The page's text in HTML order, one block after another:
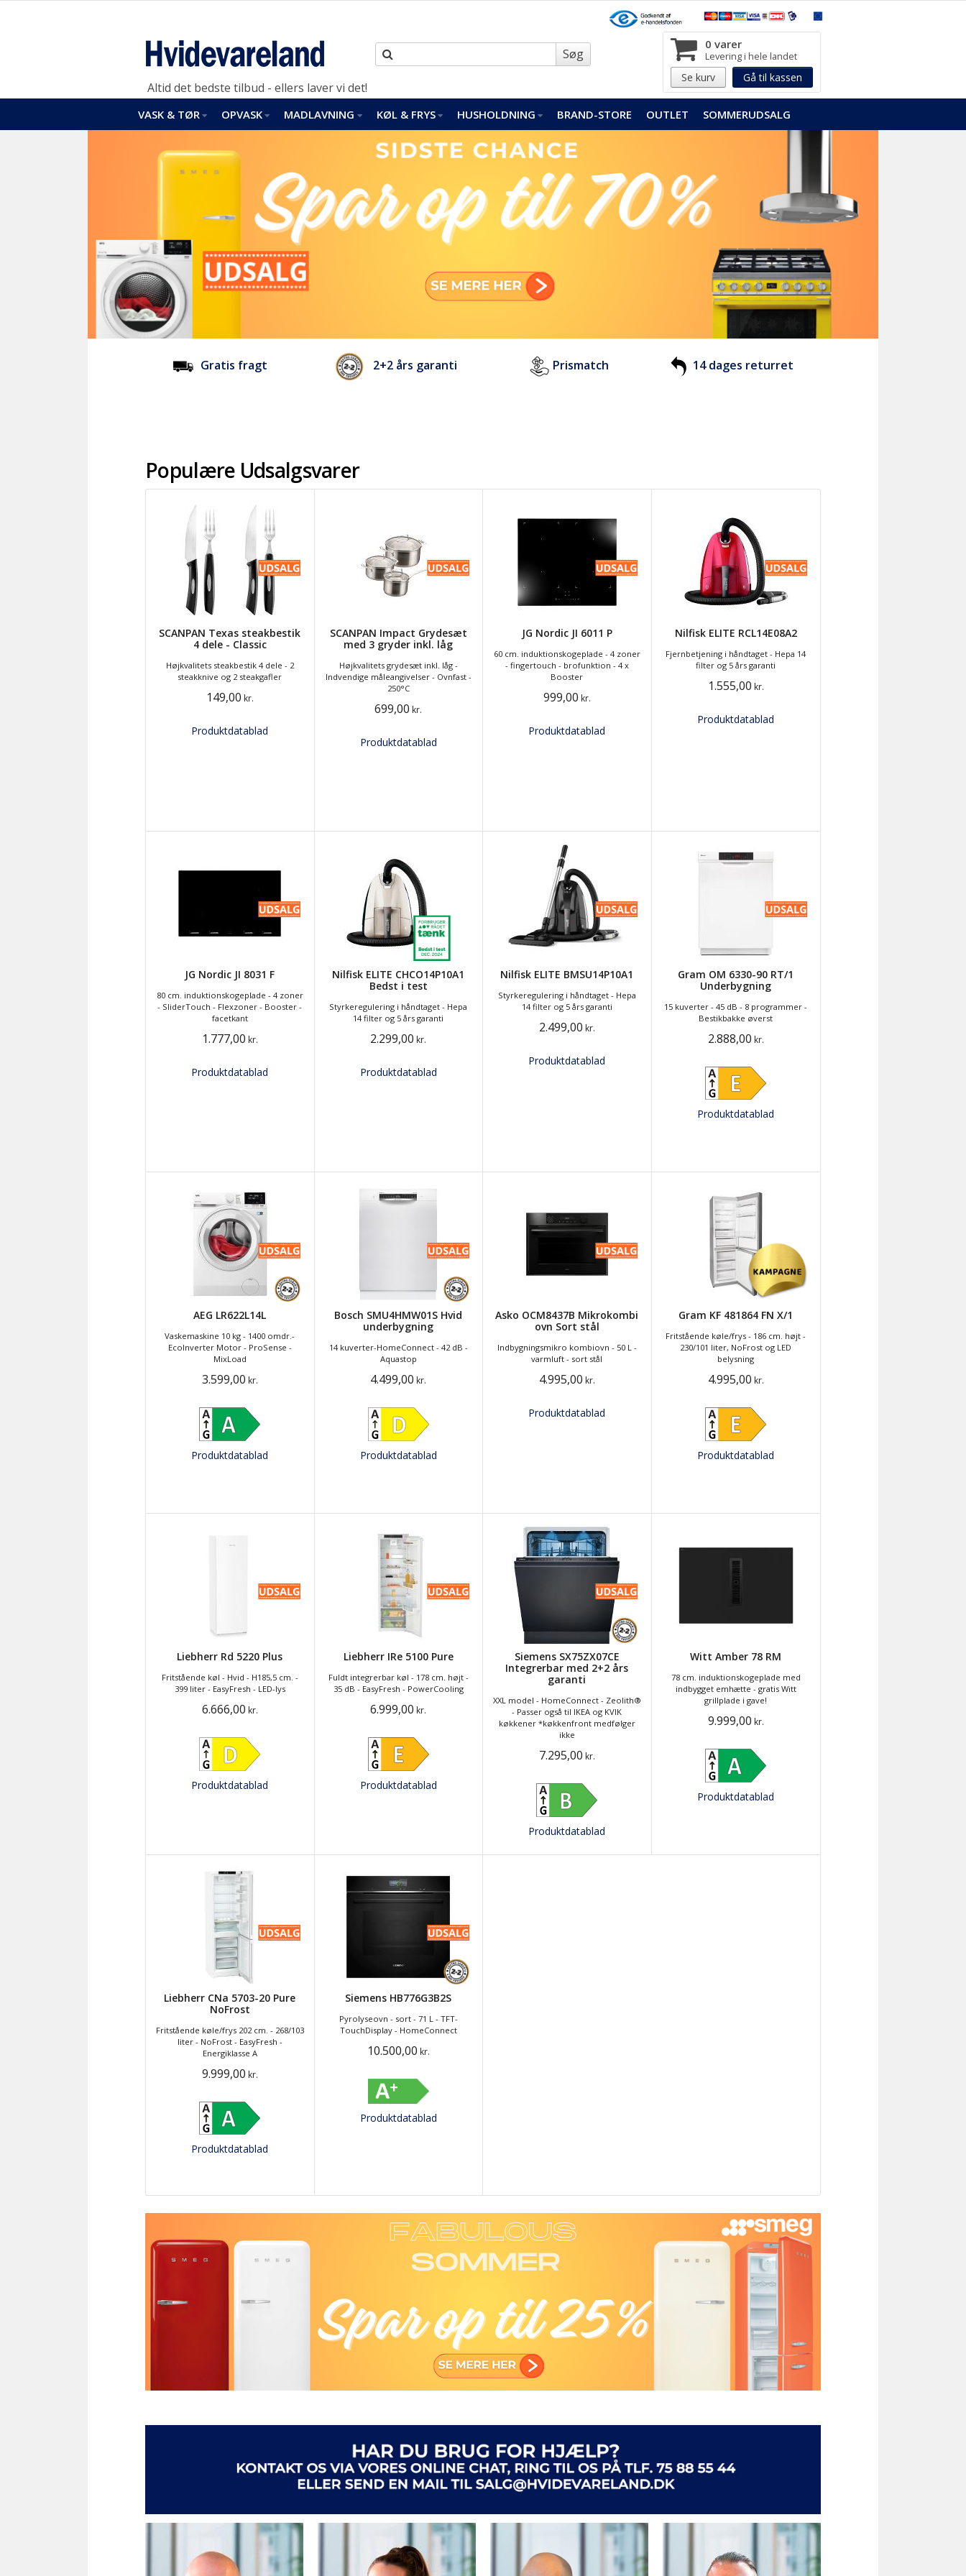
Søg
0 varer
Levering i hele landet
Se kurv Gå til kassen
Altid det bedste tilbud - ellers laver vi det!
VASK & TØR OPVASK MADLAVNING KØL & FRYS HUSHOLDNING BRAND-STORE OUTLET SOMMERUDSALG
Gratis fragt 2+2 års garanti Prismatch 14 dages returret
Populære Udsalgsvarer
SCANPAN Texas steakbestik
4 dele - Classic
Højkvalitets steakbestik 4 dele - 2
steakknive og 2 steakgafler
149,00 kr.
Produktdatablad
SCANPAN Impact Grydesæt
med 3 gryder inkl. låg
Højkvalitets grydesæt inkl. låg -
Indvendige måleangivelser - Ovnfast -
250°C
699,00 kr.
Produktdatablad
JG Nordic JI 6011 P
60 cm. induktionskogeplade - 4 zoner
- fingertouch - brofunktion - 4 x
Booster
999,00 kr.
Produktdatablad
Nilfisk ELITE RCL14E08A2
Fjernbetjening i håndtaget - Hepa 14
filter og 5 års garanti
1.555,00 kr.
Produktdatablad
JG Nordic JI 8031 F
80 cm. induktionskogeplade - 4 zoner
- SliderTouch - Flexzoner - Booster -
facetkant
1.777,00 kr.
Produktdatablad
Nilfisk ELITE CHCO14P10A1
Bedst i test
Styrkeregulering i håndtaget - Hepa
14 filter og 5 års garanti
2.299,00 kr.
Produktdatablad
Nilfisk ELITE BMSU14P10A1
Styrkeregulering i håndtaget - Hepa
14 filter og 5 års garanti
2.499,00 kr.
Produktdatablad
Gram OM 6330-90 RT/1
Underbygning
15 kuverter - 45 dB - 8 programmer -
Bestikbakke øverst
2.888,00 kr.
Produktdatablad
AEG LR622L14L
Vaskemaskine 10 kg - 1400 omdr.-
EcoInverter Motor - ProSense -
MixLoad
3.599,00 kr.
Produktdatablad
Bosch SMU4HMW01S Hvid
underbygning
14 kuverter-HomeConnect - 42 dB -
Aquastop
4.499,00 kr.
Produktdatablad
Asko OCM8437B Mikrokombi
ovn Sort stål
Indbygningsmikro kombiovn - 50 L -
varmluft - sort stål
4.995,00 kr.
Produktdatablad
Gram KF 481864 FN X/1
Fritstående køle/frys - 186 cm. højt -
230/101 liter, NoFrost og LED
belysning
4.995,00 kr.
Produktdatablad
Liebherr Rd 5220 Plus
Fritstående køl - Hvid - H185,5 cm. -
399 liter - EasyFresh - LED-lys
6.666,00 kr.
Produktdatablad
Liebherr IRe 5100 Pure
Fuldt integrerbar køl - 178 cm. højt -
35 dB - EasyFresh - PowerCooling
6.999,00 kr.
Produktdatablad
Siemens SX75ZX07CE
Integrerbar med 2+2 års
garanti
XXL model - HomeConnect - Zeolith®
- Passer også til IKEA og KVIK
køkkener *køkkenfront medfølger
ikke
7.295,00 kr.
Produktdatablad
Witt Amber 78 RM
78 cm. induktionskogeplade med
indbygget emhætte - gratis Witt
grillplade i gave!
9.999,00 kr.
Produktdatablad
Liebherr CNa 5703-20 Pure
NoFrost
Fritstående køle/frys 202 cm. - 268/103
liter - NoFrost - EasyFresh -
Energiklasse A
9.999,00 kr.
Produktdatablad
Siemens HB776G3B2S
Pyrolyseovn - sort - 71 L - TFT-
TouchDisplay - HomeConnect
10.500,00 kr.
Produktdatablad